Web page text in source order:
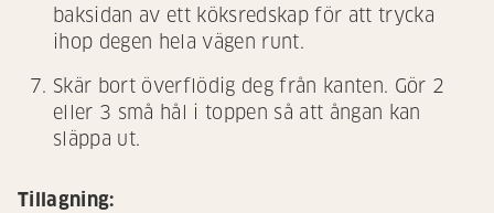
baksidan av ett köksredskap för att trycka
ihop degen hela vägen runt.
Skär bort överflödig deg från kanten. Gör 2
eller 3 små hål i toppen så att ångan kan
släppa ut.
Tillagning: